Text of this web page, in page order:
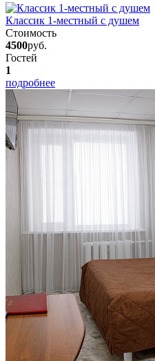
Классик 1-местный с душем
Стоимость
4500руб.
Гостей
1
подробнее